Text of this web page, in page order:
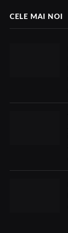
CELE MAI NOI